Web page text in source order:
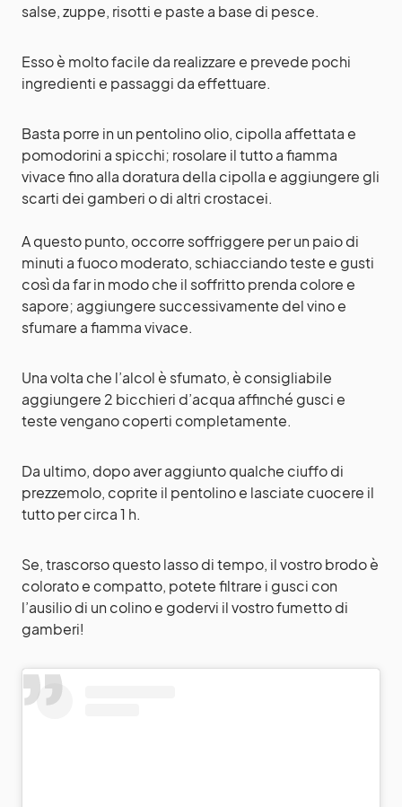
salse, zuppe, risotti e paste a base di pesce.
Esso è molto facile da realizzare e prevede pochi
ingredienti e passaggi da effettuare.
Basta porre in un pentolino olio, cipolla affettata e
pomodorini a spicchi; rosolare il tutto a fiamma
vivace fino alla doratura della cipolla e aggiungere gli
scarti dei gamberi o di altri crostacei.
A questo punto, occorre soffriggere per un paio di
minuti a fuoco moderato, schiacciando teste e gusti
così da far in modo che il soffritto prenda colore e
sapore; aggiungere successivamente del vino e
sfumare a fiamma vivace.
Una volta che l’alcol è sfumato, è consigliabile
aggiungere 2 bicchieri d’acqua affinché gusci e
teste vengano coperti completamente.
Da ultimo, dopo aver aggiunto qualche ciuffo di
prezzemolo, coprite il pentolino e lasciate cuocere il
tutto per circa 1 h.
Se, trascorso questo lasso di tempo, il vostro brodo è
colorato e compatto, potete filtrare i gusci con
l’ausilio di un colino e godervi il vostro fumetto di
gamberi!